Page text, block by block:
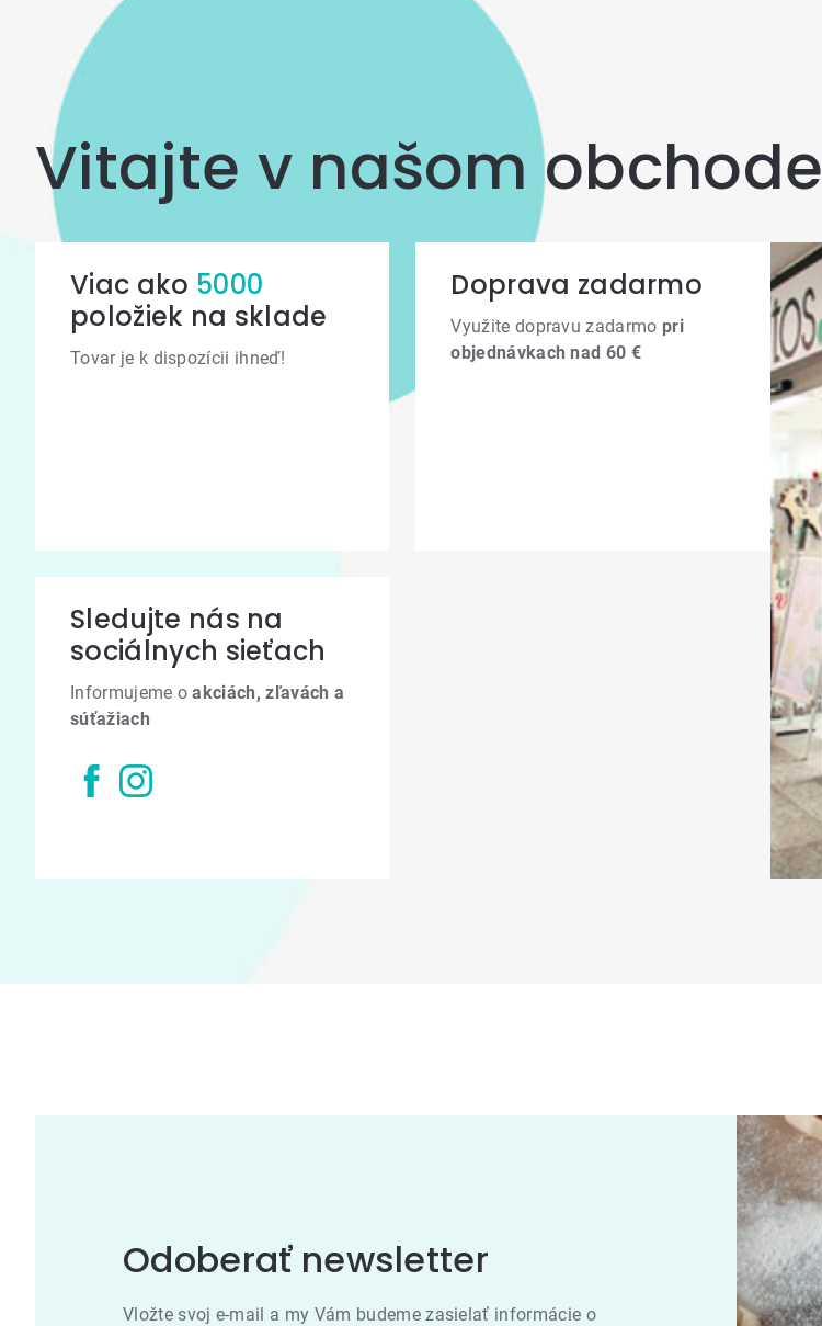
Vitajte v našom obchode
Viac ako 5000
položiek na sklade
Tovar je k dispozícii ihneď!
Doprava zadarmo
Využite dopravu zadarmo pri
objednávkach nad 60 €
Sledujte nás na
sociálnych sieťach
Informujeme oakciách, zľavách a
súťažiach
Odoberať newsletter
Vložte svoj e-mail a my Vám budeme zasielať informácie o